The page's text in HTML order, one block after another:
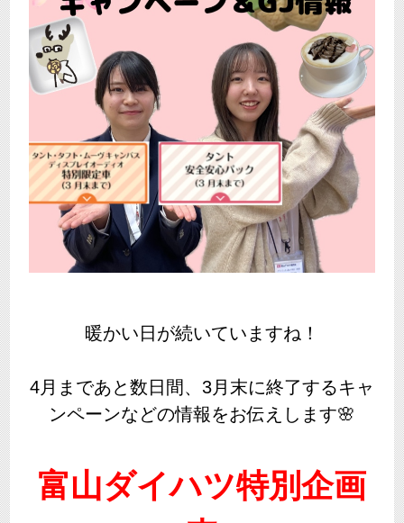
暖かい日が続いていますね！
4月まであと数日間、3月末に終了するキャ
ンペーンなどの情報をお伝えします🌸
富山ダイハツ特別企画